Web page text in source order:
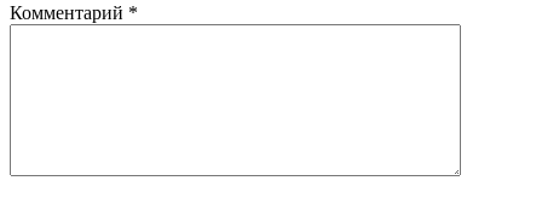
Комментарий *